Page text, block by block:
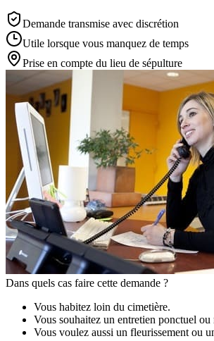
Demande transmise avec discrétion
Utile lorsque vous manquez de temps
Prise en compte du lieu de sépulture
Dans quels cas faire cette demande ?
Vous habitez loin du cimetière.
Vous souhaitez un entretien ponctuel ou
Vous voulez aussi un fleurissement ou